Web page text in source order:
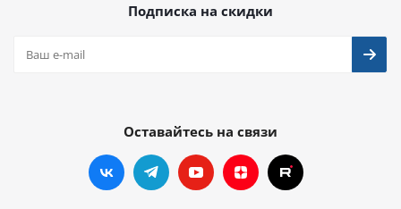
Подписка на скидки
Оставайтесь на связи